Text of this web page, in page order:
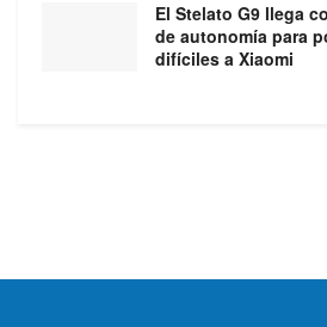
El Stelato G9 llega
de autonomía para
difíciles a Xiaomi